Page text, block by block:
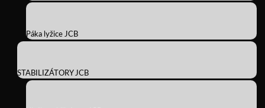
Páka lyžice JCB
STABILIZÁTORY JCB